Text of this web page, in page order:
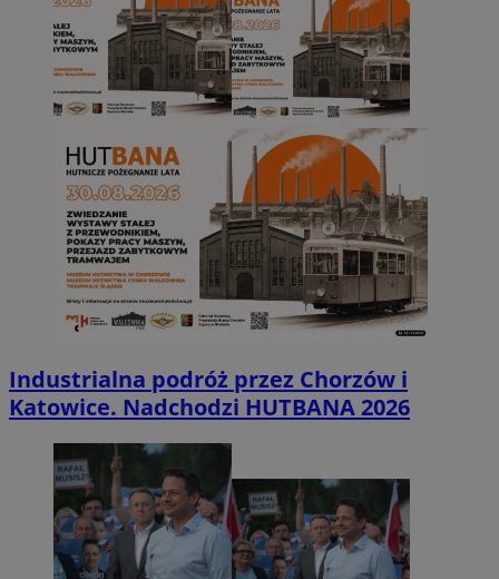
Industrialna podróż przez Chorzów i
Katowice. Nadchodzi HUTBANA 2026